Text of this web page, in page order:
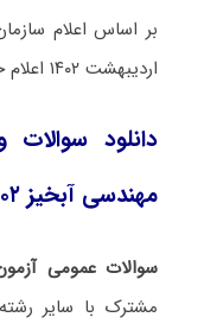
بر اساس اعلام
اردیبهشت ۱۴۰۲ اعلام خواهد شد.
دانلود
مهندسی آبخیز ۱۴۰۲
سوالات عمومی
مشترک با سایر